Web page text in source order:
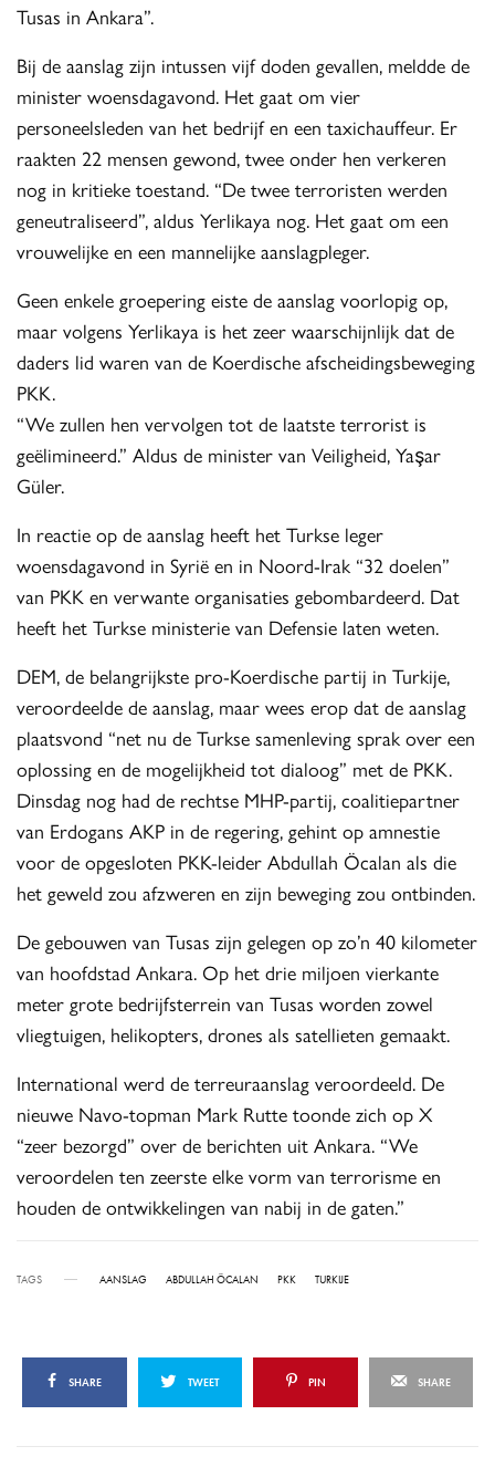
Tusas in Ankara”.
Bij de aanslag zijn intussen vijf doden gevallen, meldde de
minister woensdagavond. Het gaat om vier
personeelsleden van het bedrijf en een taxichauffeur. Er
raakten 22 mensen gewond, twee onder hen verkeren
nog in kritieke toestand. “De twee terroristen werden
geneutraliseerd”, aldus Yerlikaya nog. Het gaat om een
vrouwelijke en een mannelijke aanslagpleger.
Geen enkele groepering eiste de aanslag voorlopig op,
maar volgens Yerlikaya is het zeer waarschijnlijk dat de
daders lid waren van de Koerdische afscheidingsbeweging
PKK.
“We zullen hen vervolgen tot de laatste terrorist is
geëlimineerd.” Aldus de minister van Veiligheid, Yaşar
Güler.
In reactie op de aanslag heeft het Turkse leger
woensdagavond in Syrië en in Noord-Irak “32 doelen”
van PKK en verwante organisaties gebombardeerd. Dat
heeft het Turkse ministerie van Defensie laten weten.
DEM, de belangrijkste pro-Koerdische partij in Turkije,
veroordeelde de aanslag, maar wees erop dat de aanslag
plaatsvond “net nu de Turkse samenleving sprak over een
oplossing en de mogelijkheid tot dialoog” met de PKK.
Dinsdag nog had de rechtse MHP-partij, coalitiepartner
van Erdogans AKP in de regering, gehint op amnestie
voor de opgesloten PKK-leider Abdullah Öcalan als die
het geweld zou afzweren en zijn beweging zou ontbinden.
De gebouwen van Tusas zijn gelegen op zo’n 40 kilometer
van hoofdstad Ankara. Op het drie miljoen vierkante
meter grote bedrijfsterrein van Tusas worden zowel
vliegtuigen, helikopters, drones als satellieten gemaakt.
International werd de terreuraanslag veroordeeld. De
nieuwe Navo-topman Mark Rutte toonde zich op X
“zeer bezorgd” over de berichten uit Ankara. “We
veroordelen ten zeerste elke vorm van terrorisme en
houden de ontwikkelingen van nabij in de gaten.”
TAGS AANSLAG ABDULLAH ÖCALAN PKK TURKIJE
SHARE TWEET PIN SHARE